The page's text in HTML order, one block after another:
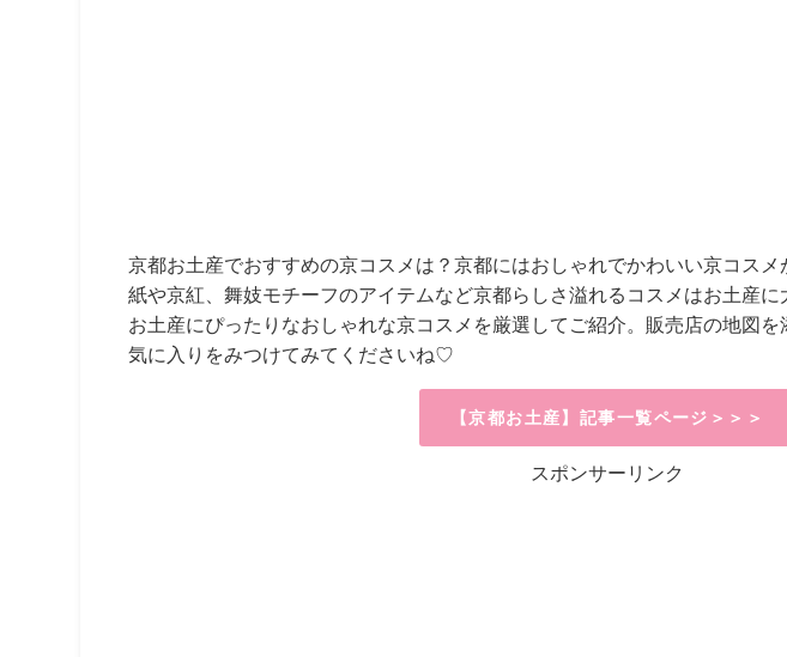
京都お土産でおすすめの京コスメは？京都にはおしゃれでかわいい京コスメ
紙や京紅、舞妓モチーフのアイテムなど京都らしさ溢れるコスメはお土産
お土産にぴったりなおしゃれな京コスメを厳選してご紹介。販売店の地図
気に入りをみつけてみてくださいね♡
【京都お土産】記事一覧ページ＞＞＞
スポンサーリンク